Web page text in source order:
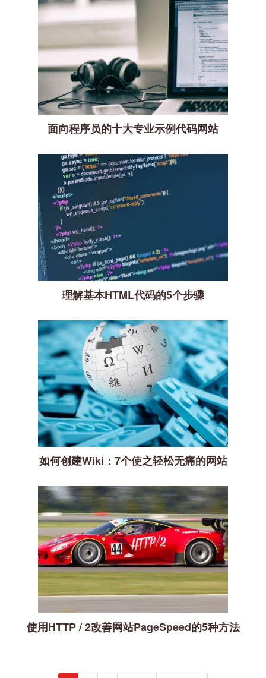
面向程序员的十大专业示例代码网站
理解基本HTML代码的5个步骤
如何创建Wiki：7个使之轻松无痛的网站
使用HTTP / 2改善网站PageSpeed的5种方法